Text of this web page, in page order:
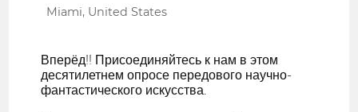
Miami, United States
Вперёд!! Присоединяйтесь к нам в этом
десятилетнем опросе передового научно-
фантастического искусства.